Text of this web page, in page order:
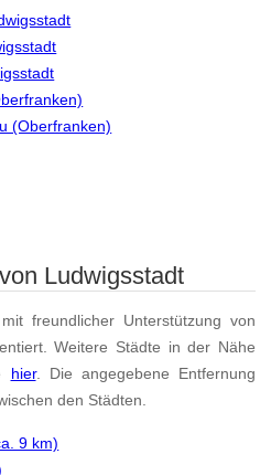
(Oberfranken)
Ludwigsstadt
freundlicher Unterstützung von
Weitere Städte in der Nähe
hier. Die angegebene Entfernung
den Städten.
9 km)